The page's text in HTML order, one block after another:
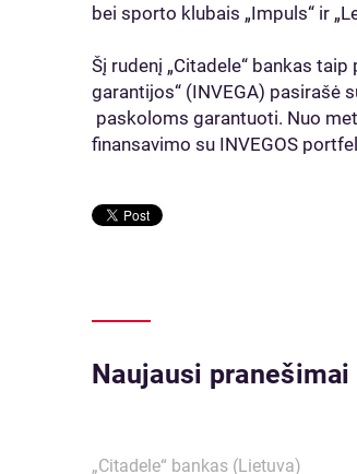
bei sporto klubais „Impuls“ ir
Šį rudenį „Citadele“ bankas
garantijos“ (INVEGA) pasirašė
paskoloms garantuoti. Nuo
finansavimo su INVEGOS
Naujausi pranešimai
„Citadele“ bankas (Lietuva)